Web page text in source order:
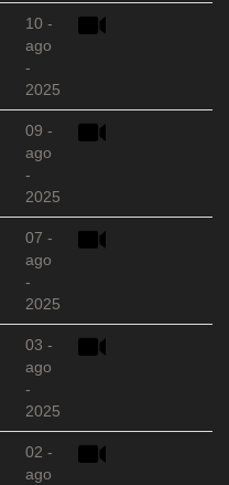
10 -
ago
-
2025
09 -
ago
-
2025
07 -
ago
-
2025
03 -
ago
-
2025
02 -
ago